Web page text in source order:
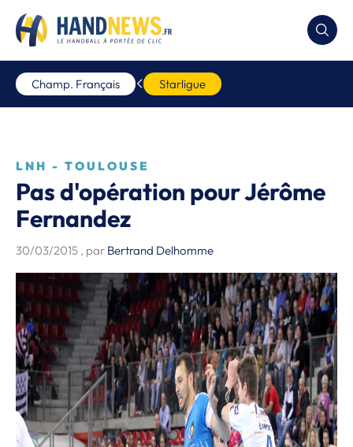
Champ. Français Starligue
LNH - TOULOUSE
Pas d'opération pour Jérôme
Fernandez
30/03/2015 , par Bertrand Delhomme